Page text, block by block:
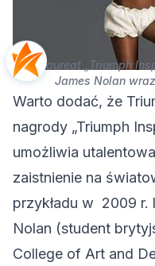
Laureat „Triumph
James Nolan
Warto dodać, że
nagrody „Triumph
umożliwia
zaistnienie na
przykładu w 2009 r.
Nolan (student
College of Art and